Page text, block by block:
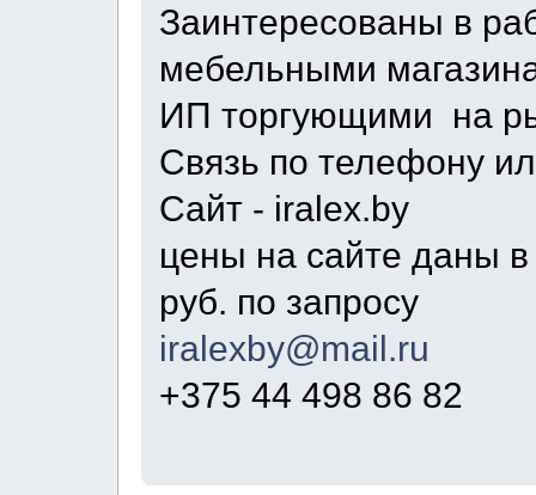
Заинтересованы в
мебельными
ИП торгующими на
Связь по телефону
Сайт - iralex.by
цены на сайте даны в
руб. по запросу
iralexby@mail.ru
+375 44 498 86 82